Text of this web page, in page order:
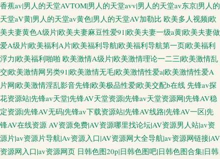
香蕉av|男人的天堂AVTOM|男人的天堂avv|男人的天堂av东京|男人的
天堂aV黄|男人的天堂av黄色|男人的天堂AV加勒比 欧美多人视频|欧
美夫妻黄色A级片|欧美夫妻麻豆性爱91|欧美夫妻一级a黄|欧美夫妻做
爱A级片|欧美福利A片|欧美福利导航|欧美福利导航第一页|欧美福利
浮力|欧美福利啪啪 欧美激情A级片|欧美激情理论一二三|欧美激情乱
交|欧美激情网另类91|欧美激情无毛|欧美激情性爱a|欧美激情性爱A
片网|欧美激情淫乱影音先锋|欧美极品性爱|欧美交配b在线 先锋av探
花资源站|先锋av天堂|先锋AV天堂资源|先锋av天堂资源网|先锋AV稳
定资源|先锋AV无码|先锋av下载资源站|先锋AV线路|先锋AV一区|先
锋AV在线资源 AV资源免费|AV资源哪里找论坛|AV资源男人站|av资
源片|av资源片导航|Av资源入口|AV资源网大全导航|av资源网链接|AV
资源网入口|av资源网页 日韩色图20p|日韩色图吧|日韩色图合集|日韩